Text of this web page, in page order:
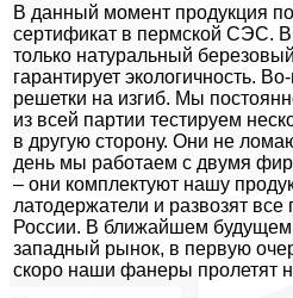
В данный момент продукция
сертификат в пермской СЭС.
только натуральный
гарантирует экологичность.
решетки на изгиб. Мы
из всей партии тестируем
в другую сторону. Они не
день мы работаем с двумя
– они комплектуют нашу
латодержатели и развозят
России. В ближайшем
западный рынок, в первую
скоро наши фанеры пролетят